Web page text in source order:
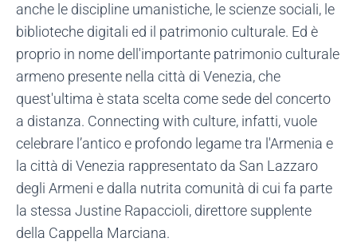
anche le discipline umanistiche, le scienze sociali, le
biblioteche digitali ed il patrimonio culturale. Ed è
proprio in nome dell'importante patrimonio culturale
armeno presente nella città di Venezia, che
quest'ultima è stata scelta come sede del concerto
a distanza. Connecting with culture, infatti, vuole
celebrare l’antico e profondo legame tra l'Armenia e
la città di Venezia rappresentato da San Lazzaro
degli Armeni e dalla nutrita comunità di cui fa parte
la stessa Justine Rapaccioli, direttore supplente
della Cappella Marciana.